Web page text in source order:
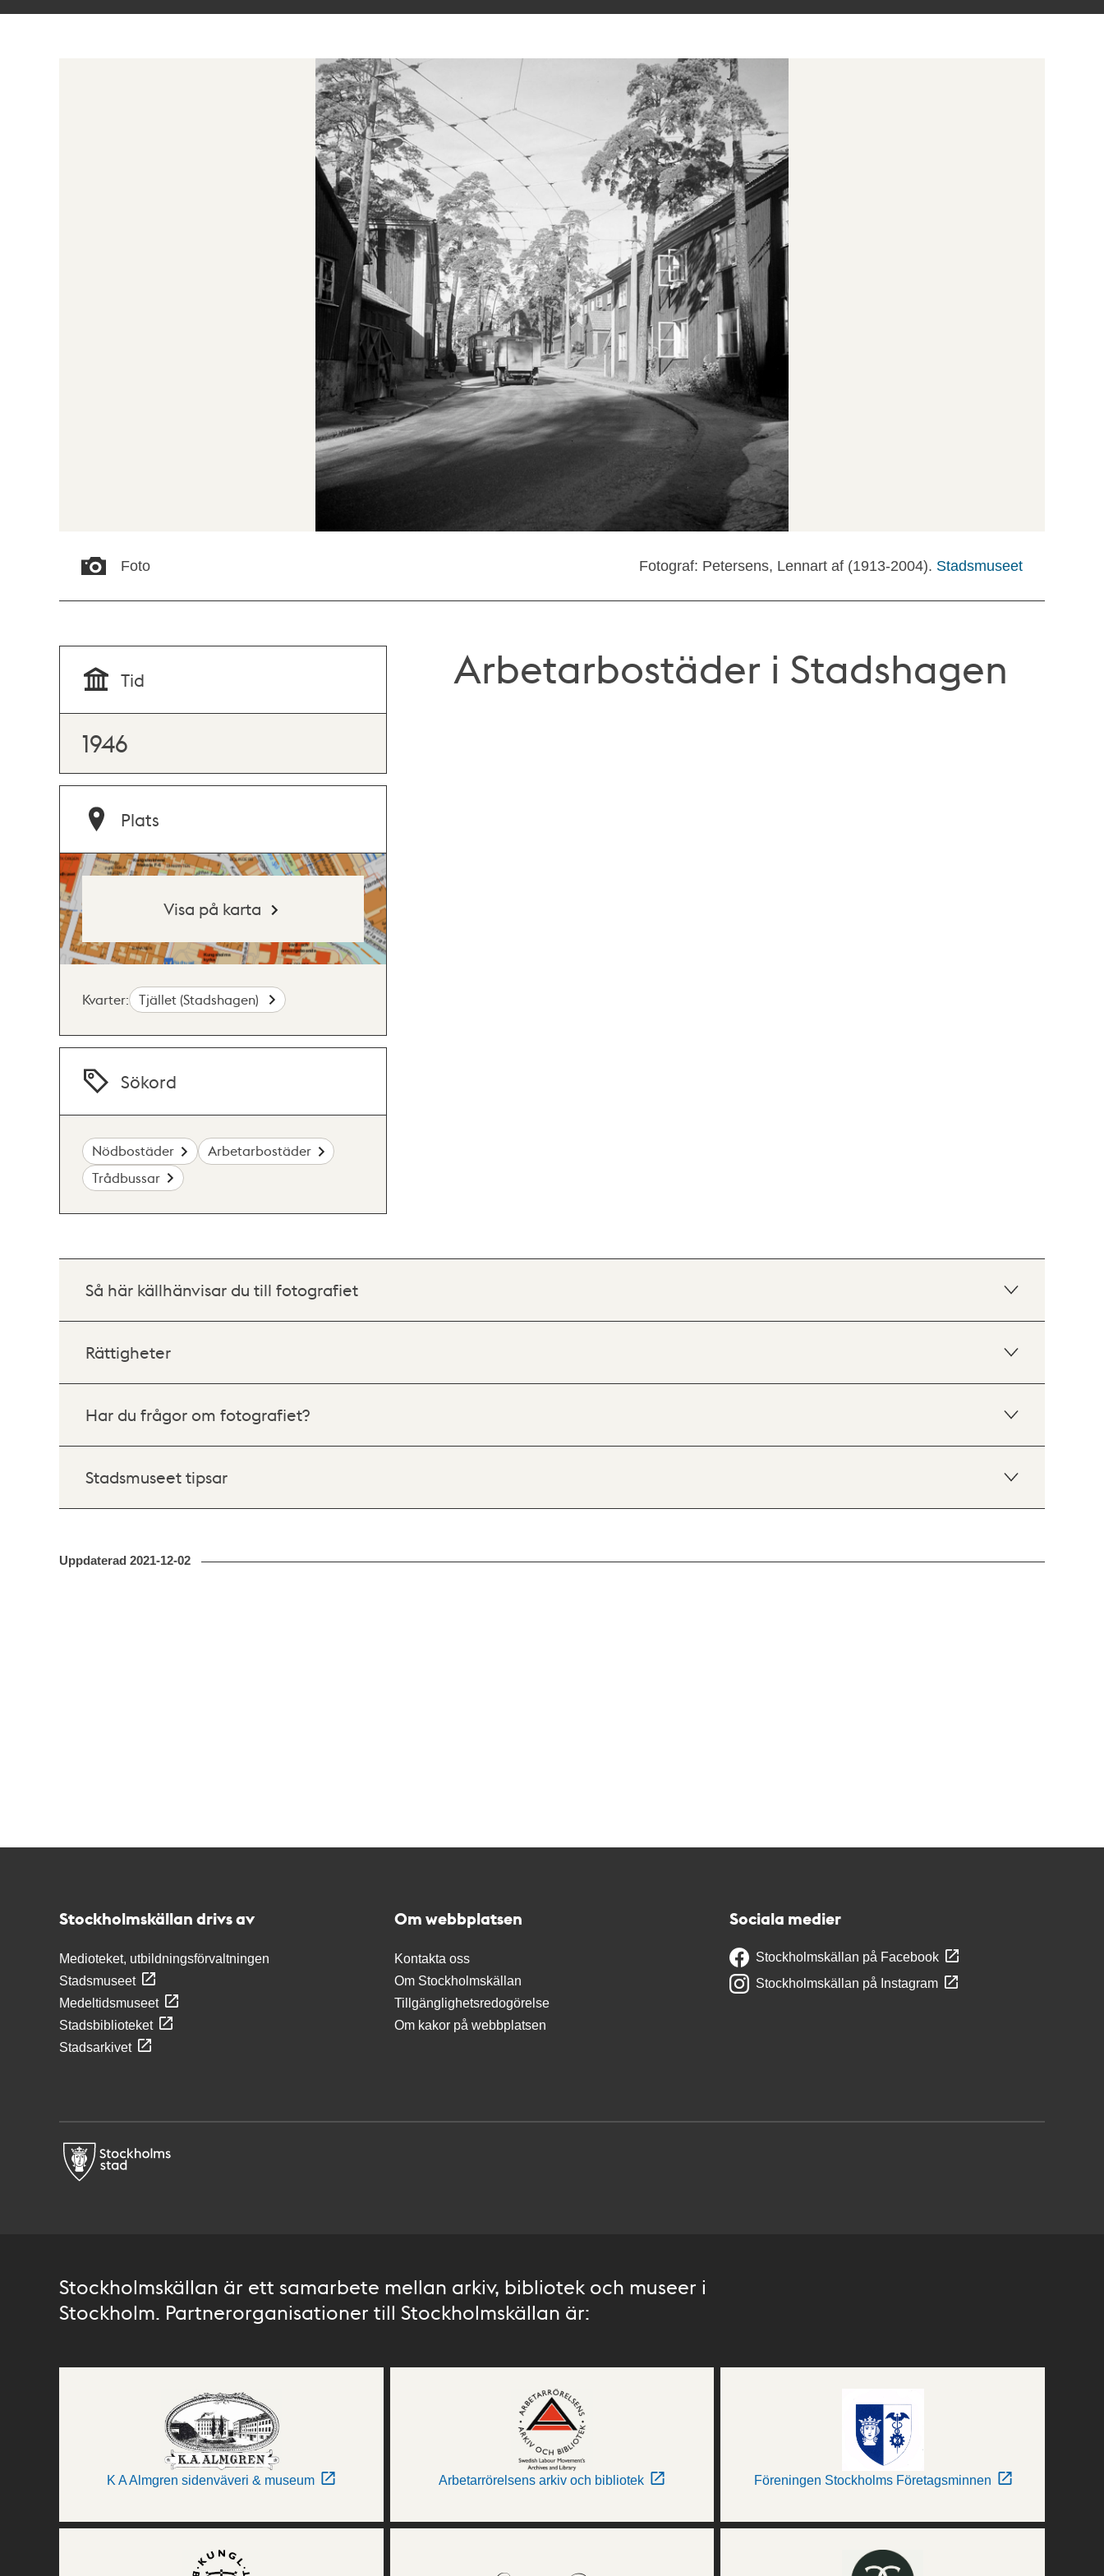
Foto Fotograf: Petersens, Lennart af (1913-2004). Stadsmuseet
Arbetarbostäder i Stadshagen
Tid
1946
Plats
Visa på karta
Kvarter: Tjället (Stadshagen)
Sökord
Nödbostäder
Arbetarbostäder
Trådbussar
Så här källhänvisar du till fotografiet
Rättigheter
Har du frågor om fotografiet?
Stadsmuseet tipsar
Uppdaterad 2021-12-02
Stockholmskällan drivs av
Medioteket, utbildningsförvaltningen
Stadsmuseet
Medeltidsmuseet
Stadsbiblioteket
Stadsarkivet
Om webbplatsen
Kontakta oss
Om Stockholmskällan
Tillgänglighetsredogörelse
Om kakor på webbplatsen
Sociala medier
Stockholmskällan på Facebook
Stockholmskällan på Instagram
Stockholmskällan är ett samarbete mellan arkiv, bibliotek och museer i
Stockholm. Partnerorganisationer till Stockholmskällan är:
K A Almgren sidenväveri & museum Arbetarrörelsens arkiv och bibliotek Föreningen Stockholms Företagsminnen